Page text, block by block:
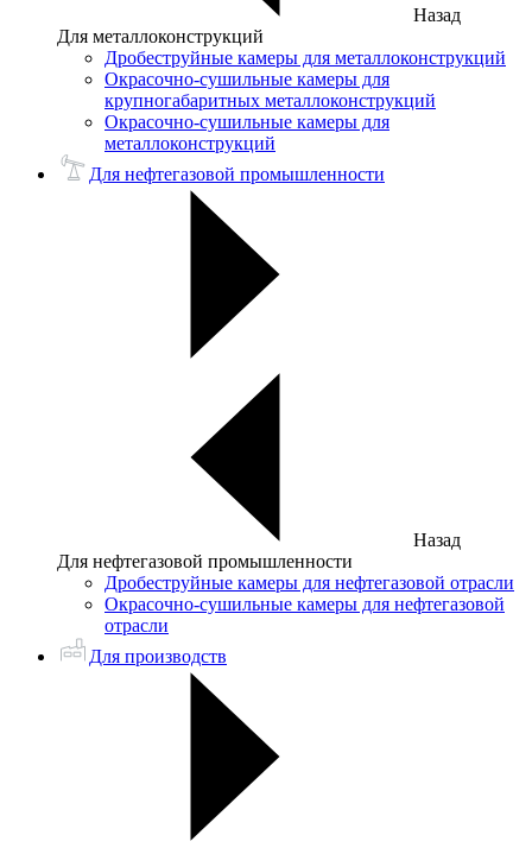
Назад
Для металлоконструкций
Дробеструйные камеры для металлоконструкций
Окрасочно-сушильные камеры для
крупногабаритных металлоконструкций
Окрасочно-сушильные камеры для
металлоконструкций
Для нефтегазовой промышленности
Назад
Для нефтегазовой промышленности
Дробеструйные камеры для нефтегазовой отрасли
Окрасочно-сушильные камеры для нефтегазовой
отрасли
Для производств